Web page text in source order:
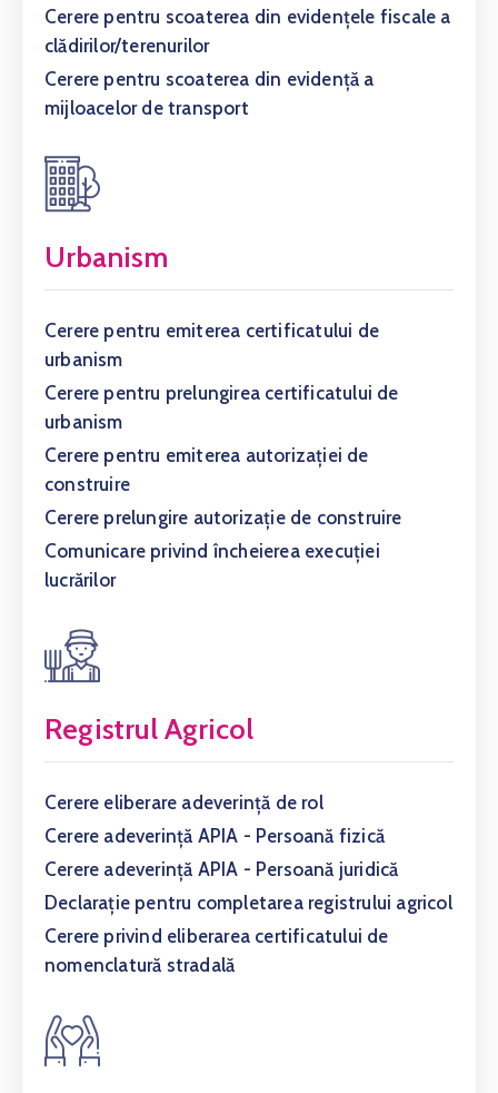
Cerere pentru scoaterea din evidențele fiscale a
clădirilor/terenurilor
Cerere pentru scoaterea din evidență a
mijloacelor de transport
Urbanism
Cerere pentru emiterea certificatului de
urbanism
Cerere pentru prelungirea certificatului de
urbanism
Cerere pentru emiterea autorizației de
construire
Cerere prelungire autorizație de construire
Comunicare privind încheierea execuției
lucrărilor
Registrul Agricol
Cerere eliberare adeverință de rol
Cerere adeverință APIA - Persoană fizică
Cerere adeverință APIA - Persoană juridică
Declarație pentru completarea registrului agricol
Cerere privind eliberarea certificatului de
nomenclatură stradală